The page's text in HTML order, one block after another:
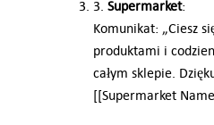
3. Supermarket:
Komunikat: „Ciesz
produktami i
całym sklepie.
[[Supermarket